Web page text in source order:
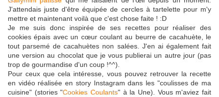
J'attendais juste d'être équipée de cercles à tartelette pour m'y
mettre et maintenant voilà que c'est chose faite ! :D
Je me suis donc inspirée de ses recettes pour réaliser des
cookies épais avec un cœur coulant au beurre de cacahuète, le
tout parsemé de cacahuètes non salées. J'en ai également fait
une version au chocolat que je vous publierai un autre jour (pas
trop de gourmandise d'un coup !^^).
Pour ceux que cela intéresse, vous pouvez retrouver la recette
en vidéo réalisée en story Instagram dans les "coulisses de ma
cuisine" (stories "Cookies Coulants" à la Une). Vous m'aviez fait